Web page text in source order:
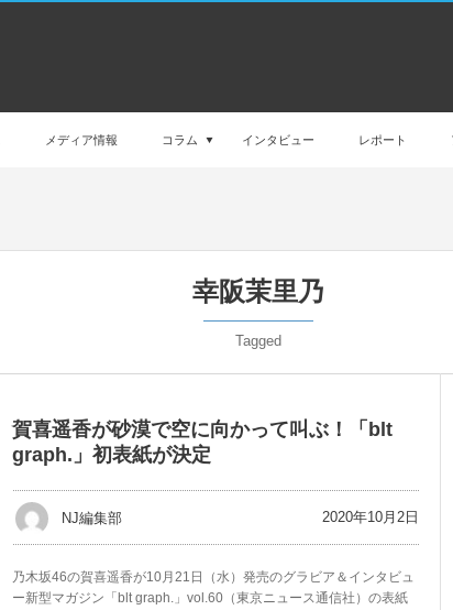
メディア情報 コラム インタビュー レポート
幸阪茉里乃
Tagged
賀喜遥香が砂漠で空に向かって叫ぶ！「blt
graph.」初表紙が決定
NJ編集部 2020年10月2日
乃木坂46の賀喜遥香が10月21日（水）発売のグラビア＆インタビュ
ー新型マガジン「blt graph.」vol.60（東京ニュース通信社）の表紙